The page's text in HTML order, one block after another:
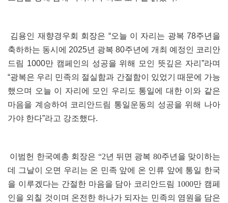
김용인 재향경우회 회장은 “오늘 이 자리는 광복 78주년을
축하하는 동시에 2025년 광복 80주년에 개최 예정인 코리안
드림 1000만 캠페인의 성공을 위해 모인 뜻깊은 자리”라며
“광복은 우리 민족의 절실함과 간절함이 있었기 때문에 가능
했으며 오늘 이 자리에 모인 우리도 통일에 대한 이와 같은
마음을 계승하여 코리안드림 통일운동의 성공을 위해 나아
가야 한다”라고 강조했다.
이범헌 한국예총 회장은 “2년 뒤면 광복 80주년을 맞이하는
데 그날이 오면 우리는 온 민족 앞에 온 인류 앞에 통일 한국
을 이루겠다는 간절한 마음을 담아 코리안드림 1000만 캠페
인을 외칠 것이며 온전한 하나가 되자는 민족의 염원을 담은